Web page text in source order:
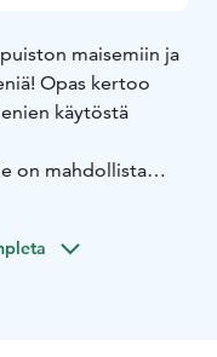
maisemiin ja
Opas kertoo
käytöstä
on mahdollista